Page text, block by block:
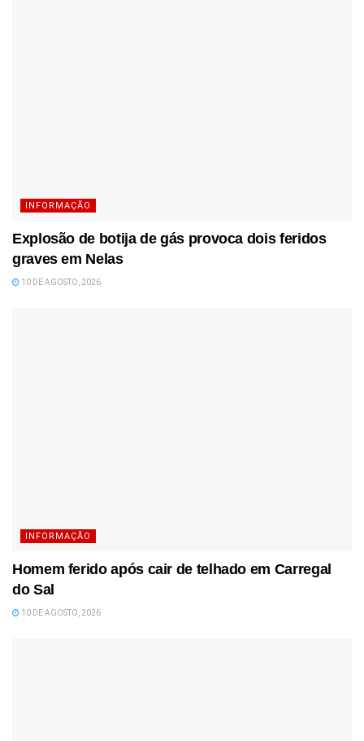
INFORMAÇÃO
Explosão de botija de gás provoca dois feridos
graves em Nelas
10 DE AGOSTO, 2026
INFORMAÇÃO
Homem ferido após cair de telhado em Carregal
do Sal
10 DE AGOSTO, 2026